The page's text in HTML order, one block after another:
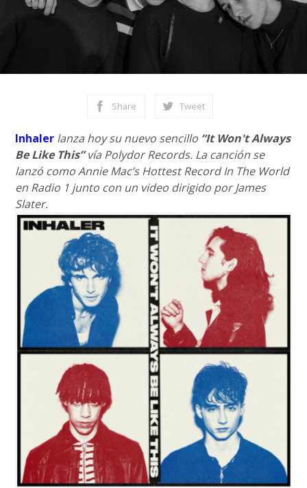
Share Tweet
Inhaler lanza hoy su nuevo sencillo “It Won't Always
Be Like This”vía Polydor Records. La canción se
lanzó como Annie Mac’s Hottest Record In The World
en Radio 1 junto con un video dirigido por James
Slater.